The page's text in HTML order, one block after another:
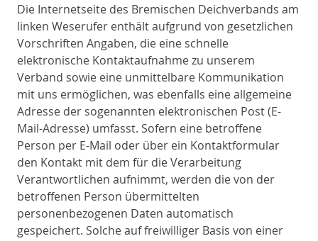
Die Internetseite des Bremischen Deichverbands am
linken Weserufer enthält aufgrund von gesetzlichen
Vorschriften Angaben, die eine schnelle
elektronische Kontaktaufnahme zu unserem
Verband sowie eine unmittelbare Kommunikation
mit uns ermöglichen, was ebenfalls eine allgemeine
Adresse der sogenannten elektronischen Post (E-
Mail-Adresse) umfasst. Sofern eine betroffene
Person per E-Mail oder über ein Kontaktformular
den Kontakt mit dem für die Verarbeitung
Verantwortlichen aufnimmt, werden die von der
betroffenen Person übermittelten
personenbezogenen Daten automatisch
gespeichert. Solche auf freiwilliger Basis von einer